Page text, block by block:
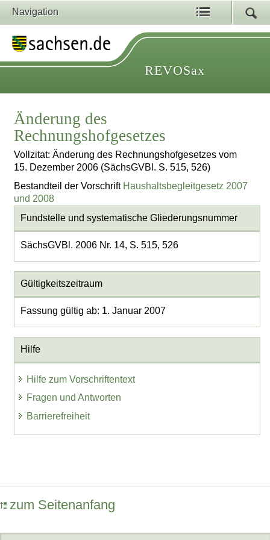
Navigation
REVOSax
Änderung des
Rechnungshofgesetzes
Vollzitat: Änderung des Rechnungshofgesetzes vom
15. Dezember 2006 (SächsGVBl. S. 515, 526)
Bestandteil der Vorschrift Haushaltsbegleitgesetz 2007
und 2008
Fundstelle und systematische Gliederungsnummer
SächsGVBl. 2006 Nr. 14, S. 515, 526
Gültigkeitszeitraum
Fassung gültig ab: 1. Januar 2007
Hilfe
Hilfe zum Vorschriftentext
Fragen und Antworten
Barrierefreiheit
zum Seitenanfang